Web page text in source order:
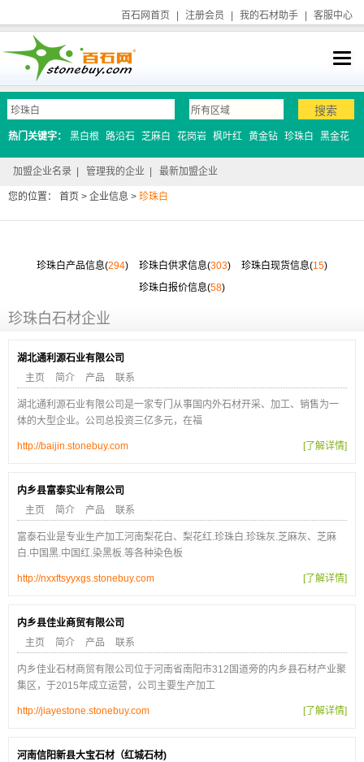
百石网首页 注册会员 我的石材助手 客服中心
热门关键字： 黑白根 路沿石 芝麻白 花岗岩 枫叶红 黄金钻 珍珠白 黑金花
加盟企业名录 管理我的企业 最新加盟企业
您的位置： 首页 > 企业信息 > 珍珠白
珍珠白产品信息(294) 珍珠白供求信息(303) 珍珠白现货信息(15)
珍珠白报价信息(58)
珍珠白石材企业
湖北通利源石业有限公司
主页
简介 产品 联系
湖北通利源石业有限公司是一家专门从事国内外石材开采、加工、销售为一
体的大型企业。公司总投资三亿多元，在福
http://baijin.stonebuy.com [了解详情]
内乡县富泰实业有限公司
主页
简介 产品 联系
富泰石业是专业生产加工河南梨花白、梨花红.珍珠白.珍珠灰.芝麻灰、芝麻
白.中国黑.中国红.染黑板.等各种染色板
http://nxxftsyyxgs.stonebuy.com [了解详情]
内乡县佳业商贸有限公司
主页
简介 产品 联系
内乡佳业石材商贸有限公司位于河南省南阳市312国道旁的内乡县石材产业聚
集区，于2015年成立运营，公司主要生产加工
http://jiayestone.stonebuy.com [了解详情]
河南信阳新县大宝石材（红城石材)